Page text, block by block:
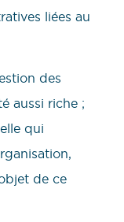
liées au
des
aussi riche ;
qui
de ce